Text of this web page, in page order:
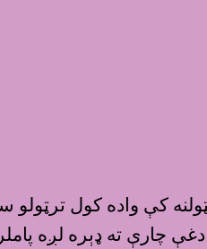
کې واده کول ترټولو
چارې ته ډېره لږه